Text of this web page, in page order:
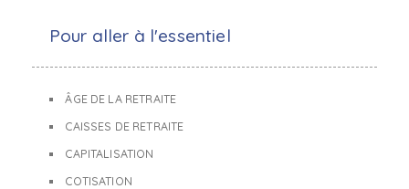
Pour aller à l'essentiel
ÂGE DE LA RETRAITE
CAISSES DE RETRAITE
CAPITALISATION
COTISATION